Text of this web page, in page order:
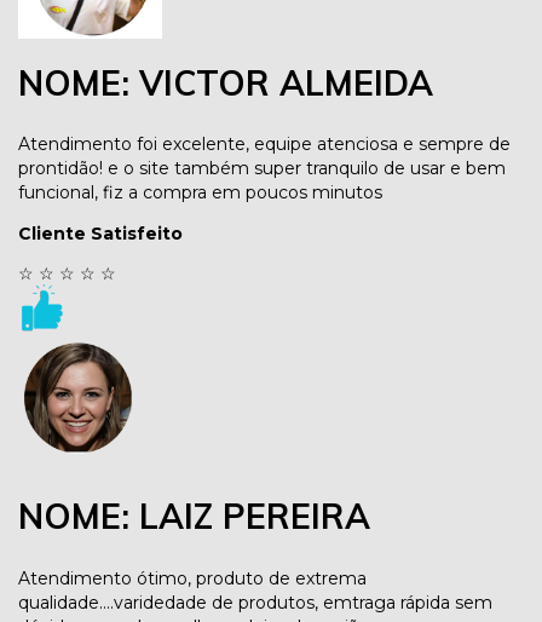
NOME: VICTOR ALMEIDA
Atendimento foi excelente, equipe atenciosa e sempre de
prontidão! e o site também super tranquilo de usar e bem
funcional, fiz a compra em poucos minutos
Cliente Satisfeito
☆ ☆ ☆ ☆ ☆
NOME: LAIZ PEREIRA
Atendimento ótimo, produto de extrema
qualidade....varidedade de produtos, emtraga rápida sem